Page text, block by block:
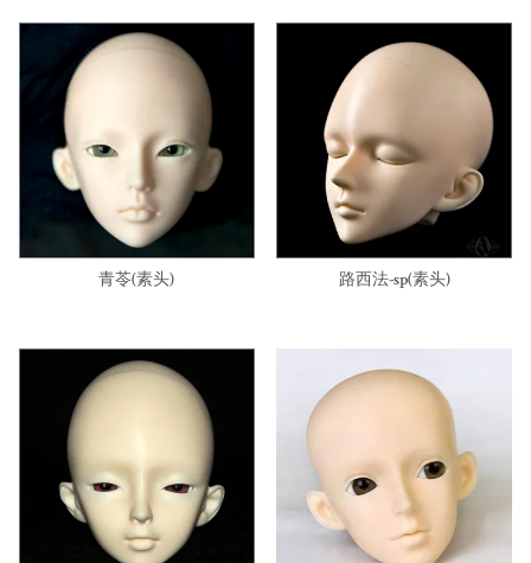
青苓(素头) 路西法-sp(素头)